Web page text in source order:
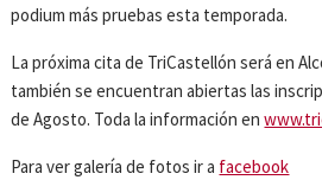
podium más pruebas esta temporada.
La próxima cita de TriCastellón será en
también se encuentran abiertas las
de Agosto. Toda la información en
Para ver galería de fotos ir a facebook